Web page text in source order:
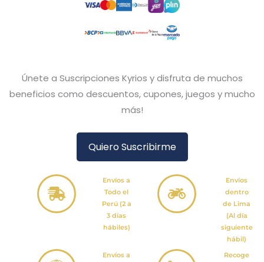
Únete a Suscripciones Kyrios y disfruta de muchos
beneficios como descuentos, cupones, juegos y mucho
más!
Quiero Suscribirme
Envíos a
Todo el
Perú (2 a
3 días
hábiles)
Envíos
dentro
de Lima
(Al día
siguiente
hábil)
Envíos a
Recoge